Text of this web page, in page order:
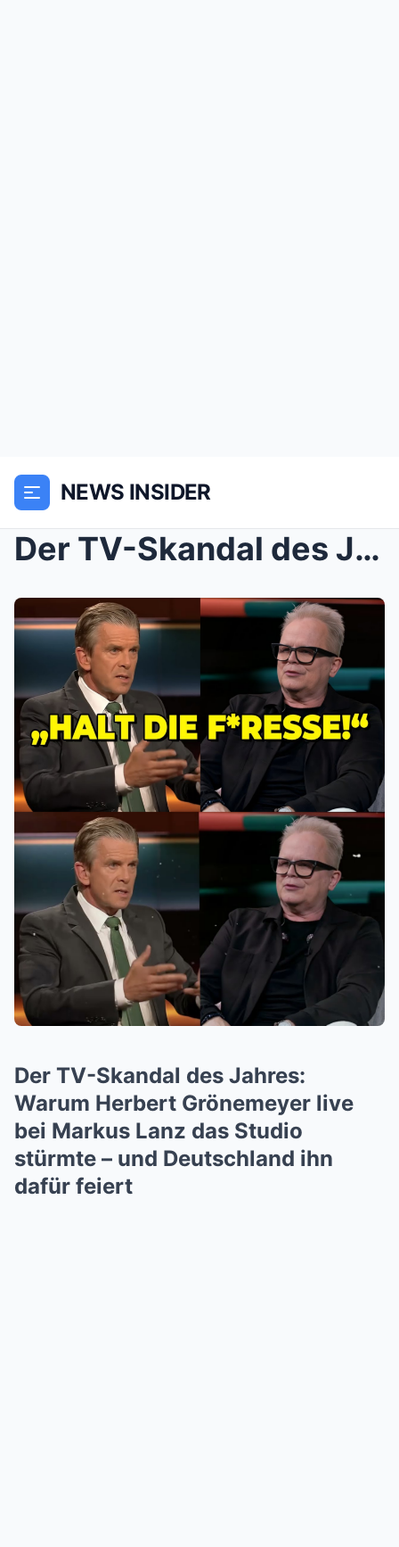
NEWS INSIDER
Der TV-Skandal des Jahres: Warum Herbert Grönemeye...
Der TV-Skandal des Jahres:
Warum Herbert Grönemeyer live
bei Markus Lanz das Studio
stürmte – und Deutschland ihn
dafür feiert